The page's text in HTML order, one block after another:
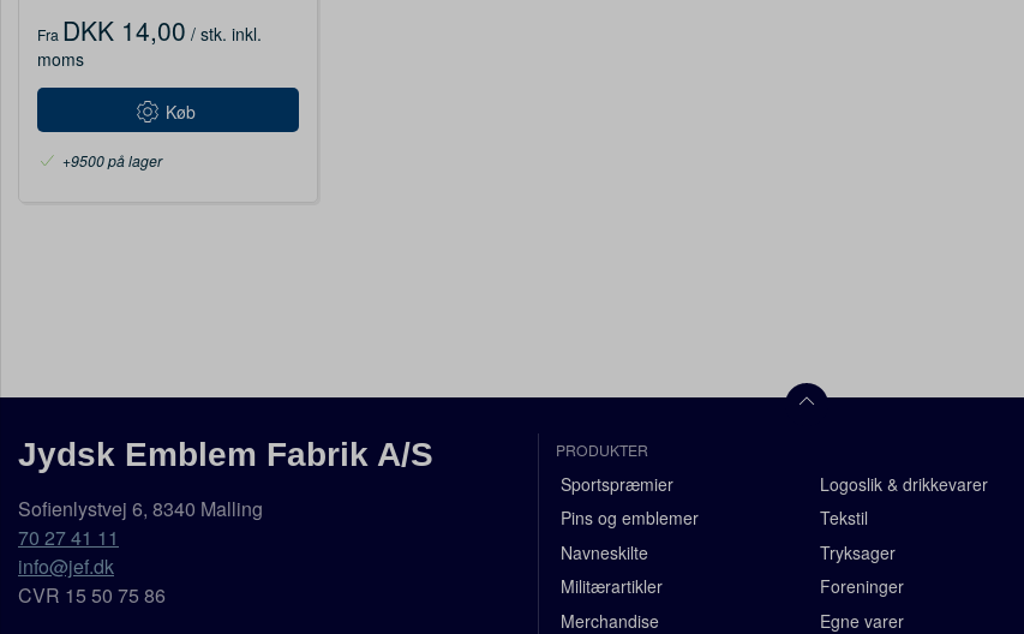
Fra DKK 14,00 / stk. inkl.
moms
Køb
+9500 på lager
Jydsk Emblem Fabrik A/S
Sofienlystvej 6, 8340 Malling
70 27 41 11
info@jef.dk
CVR 15 50 75 86
PRODUKTER
Sportspræmier
Pins og emblemer
Navneskilte
Militærartikler
Merchandise
Logoslik & drikkevarer
Tekstil
Tryksager
Foreninger
Egne varer